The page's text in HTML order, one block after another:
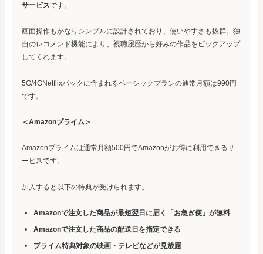
サービスです。
画面操作もかなりシンプルに設計されており、使いやすさも抜群。独
自のレコメンド機能により、視聴履歴から好みの作品をピックアップ
してくれます。
5G/4GNetflixパックに含まれるベーシックプランの通常月額は990円
です。
＜Amazonプライム＞
Amazonプライムは通常月額500円でAmazonがお得に利用できるサ
ービスです。
加入すると以下の特典が受けられます。
Amazonで注文した商品が最短翌日に届く「お急ぎ便」が無料
Amazonで注文した商品の配送日を指定できる
プライム特典対象の映画・テレビなどが見放題